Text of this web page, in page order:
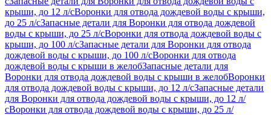
крыши, до 12 л/сВоронки для отвода дождевой воды с крыши,
до 25 л/сЗапасные детали для Воронки для отвода дождевой
воды с крыши, до 25 л/сВоронки для отвода дождевой воды с
крыши, до 100 л/сЗапасные детали для Воронки для отвода
дождевой воды с крыши, до 100 л/сВоронки для отвода
дождевой воды с крыши в желобЗапасные детали для
Воронки для отвода дождевой воды с крыши в желобВоронки
для отвода дождевой воды с крыши, до 12 л/сЗапасные детали
для Воронки для отвода дождевой воды с крыши, до 12 л/
сВоронки для отвода дождевой воды с крыши, до 25 л/